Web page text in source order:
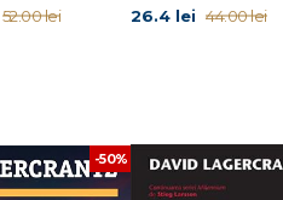
- Bladdrat.se
autor suedez și jurnalist de
a matematicianului englez Alan
în peste 30 de limbi și vândută
52.00 lei 26.4 lei 44.00 lei
-50%